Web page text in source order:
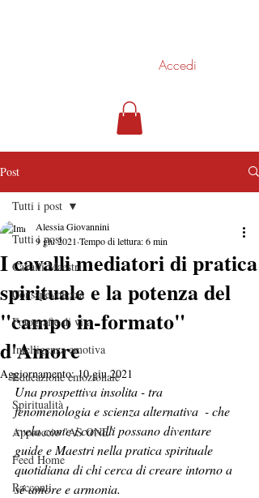
Accedi
Post
Tutti i post
Cavalli Maestri
Consapevolezza
Fotografie di vita
Intelligenza emotiva
Educazione emozionale
Spiritualità
Approccio "AS ONE"
Feed Home
Racconti
Tutti i post
I cavalli mediatori di pratica
spirituale e la potenza del
"campo in-formato"
d'Amore
Alessia Giovannini
9 giu 2021 Tempo di lettura: 6 min
Aggiornamento:10 giu 2021
Una prospettiva insolita - tra
fenomenologia e scienza alternativa  - che
svela come i cavalli possano diventare
guide e Maestri nella pratica spirituale
quotidiana di chi cerca di creare intorno a
sé amore e armonia.